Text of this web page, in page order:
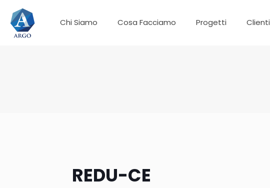
Chi Siamo Cosa Facciamo Progetti Clienti
REDU-CE